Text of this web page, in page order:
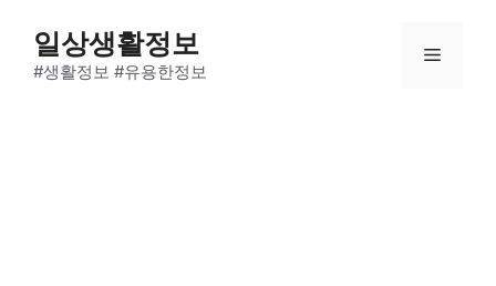
content
일상생활정보
#생활정보 #유용한정보
Menu